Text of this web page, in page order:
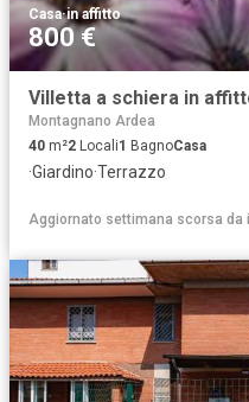
Casa·in affitto
800 €
Montagnano Ardea
40 m²2 Locali1 BagnoCasa
·Giardino·Terrazzo
Aggiornato settimana scorsa da